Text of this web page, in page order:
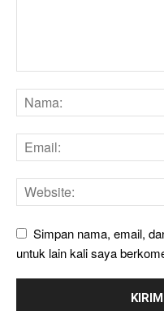
Simpan nama, email,
untuk lain kali saya